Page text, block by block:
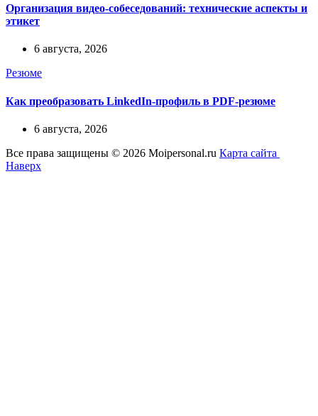
Организация видео-собеседований: технические аспекты и
этикет
6 августа, 2026
Резюме
Как преобразовать LinkedIn-профиль в PDF-резюме
6 августа, 2026
Все права защищены © 2026 Moipersonal.ru Карта сайта
Наверх